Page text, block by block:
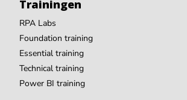
Trainingen
RPA Labs
Foundation training
Essential training
Technical training
Power BI training